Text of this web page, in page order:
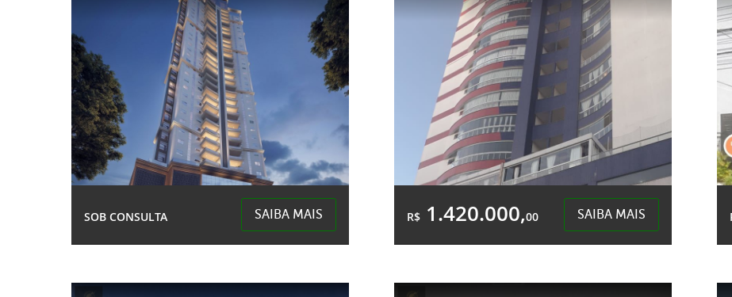
Centro - Chapecó Colonia BAcia - Cordilheira Alta
SOB CONSULTA SAIBA MAIS R$1.420.000,00 SAIBA MAIS